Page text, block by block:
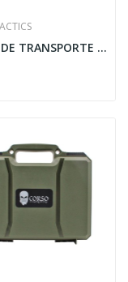
BOLSA DE TRANSPORTE DELTA TACTICS 85CM NEGRO